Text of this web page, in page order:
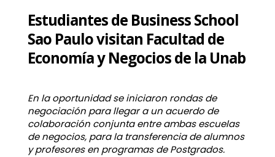
Estudiantes de Business School
Sao Paulo visitan Facultad de
Economía y Negocios de la Unab
En la oportunidad se iniciaron rondas de
negociación para llegar a un acuerdo de
colaboración conjunta entre ambas escuelas
de negocios, para la transferencia de alumnos
y profesores en programas de Postgrados.